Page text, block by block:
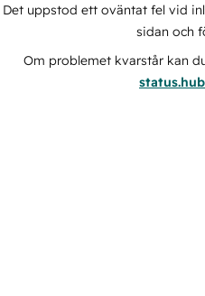
Det uppstod ett oväntat fel vid
sidan och
Om problemet kvarstår kan